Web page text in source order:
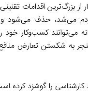
بزرگ‌ترین اقدامات
می‌شد، حذف می‌شود
کسب‌وکار خود
به شکستن تعارض منافع
کارشناسی را گوشزد کرده